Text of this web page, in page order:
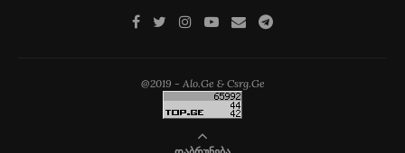
@2019 - Alo.Ge & Csrg.Ge